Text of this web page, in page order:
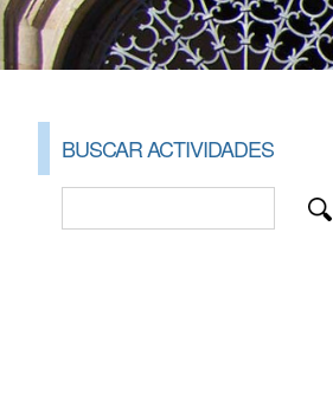
BUSCAR ACTIVIDADES